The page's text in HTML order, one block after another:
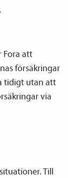
Fora att
försäkringar
tidigt utan att
via
Till